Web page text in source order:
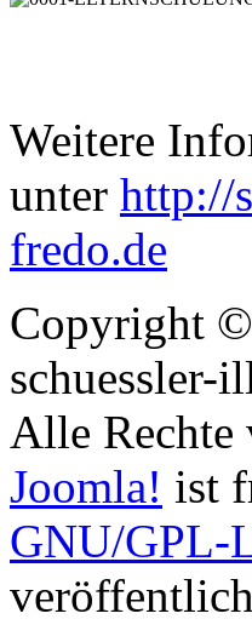
Weitere
unter http://
fredo.de
Copyright
schuessler-
Alle Rechte
Joomla! ist
GNU/GPL-